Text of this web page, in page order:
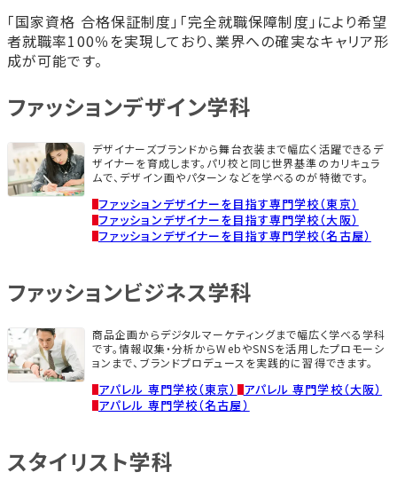
「国家資格 合格保証制度」「完全就職保障制度」により希望
者就職率100％を実現しており、業界への確実なキャリア形
成が可能です。
ファッションデザイン学科
デザイナーズブランドから舞台衣装まで幅広く活躍できるデ
ザイナーを育成します。パリ校と同じ世界基準のカリキュラ
ムで、デザイン画やパターンなどを学べるのが特徴です。
ファッションデザイナーを目指す専門学校（東京）
ファッションデザイナーを目指す専門学校（大阪）
ファッションデザイナーを目指す専門学校（名古屋）
ファッションビジネス学科
商品企画からデジタルマーケティングまで幅広く学べる学科
です。情報収集・分析からWebやSNSを活用したプロモーシ
ョンまで、ブランドプロデュースを実践的に習得できます。
アパレル 専門学校（東京） アパレル 専門学校（大阪）
アパレル 専門学校（名古屋）
スタイリスト学科